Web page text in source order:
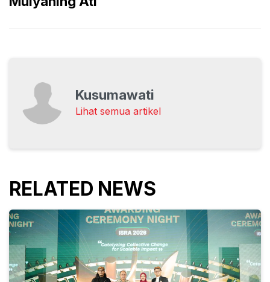
Kusumawati
Lihat semua artikel
RELATED NEWS